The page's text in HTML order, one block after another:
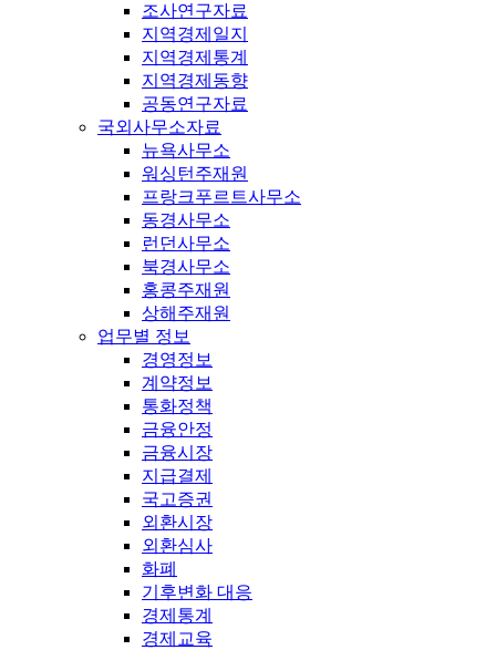
조사연구자료
지역경제일지
지역경제통계
지역경제동향
공동연구자료
국외사무소자료
뉴욕사무소
워싱턴주재원
프랑크푸르트사무소
동경사무소
런던사무소
북경사무소
홍콩주재원
상해주재원
업무별 정보
경영정보
계약정보
통화정책
금융안정
금융시장
지급결제
국고증권
외환시장
외환심사
화폐
기후변화 대응
경제통계
경제교육